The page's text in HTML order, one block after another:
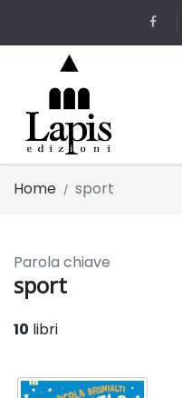
Home sport
Parola chiave
sport
10 libri